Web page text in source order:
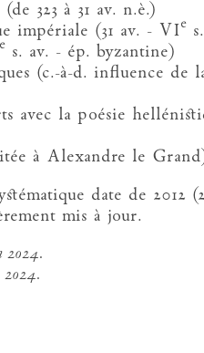
323 à 31 av. n.è.)
impériale (31 av. - VIe
e s. av. - ép. byzantine)
(c.-à-d. influence de
avec la poésie
à Alexandre le
date de 2012
mis à jour.